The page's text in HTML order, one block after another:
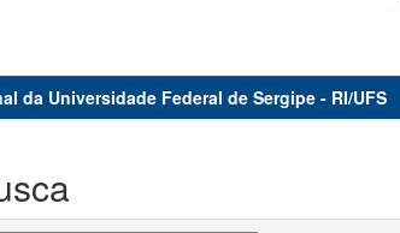
da Universidade Federal de Sergipe - RI/UFS